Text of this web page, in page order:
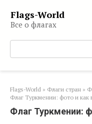
контенту
Flags-World
Все о флагах
Поиск:
Flags-World » Флаги стран »
Флаг Туркмении: фото и как
Флаг Туркмении: